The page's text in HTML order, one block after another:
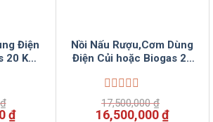
Điện
20 Kg
₫
₫Giá
Nồi Nấu Rượu,Cơm Dùng
Điện Củi hoặc Biogas 20
Được
xếp
17,500,000₫
Giá
16,500,000₫Giá